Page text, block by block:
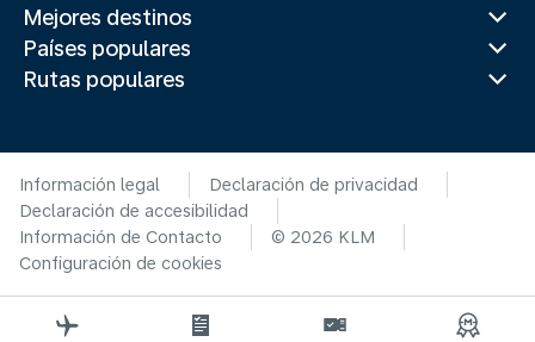
Mejores destinos
Países populares
Rutas populares
Información legal
Declaración de privacidad
Declaración de accesibilidad
Información de Contacto
© 2026 KLM
Configuración de cookies